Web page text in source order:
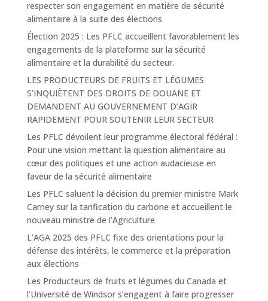
respecter son engagement en matière de sécurité
alimentaire à la suite des élections
Élection 2025 : Les PFLC accueillent favorablement les
engagements de la plateforme sur la sécurité
alimentaire et la durabilité du secteur.
LES PRODUCTEURS DE FRUITS ET LÉGUMES
S’INQUIÈTENT DES DROITS DE DOUANE ET
DEMANDENT AU GOUVERNEMENT D’AGIR
RAPIDEMENT POUR SOUTENIR LEUR SECTEUR
Les PFLC dévoilent leur programme électoral fédéral :
Pour une vision mettant la question alimentaire au
cœur des politiques et une action audacieuse en
faveur de la sécurité alimentaire
Les PFLC saluent la décision du premier ministre Mark
Carney sur la tarification du carbone et accueillent le
nouveau ministre de l’Agriculture
L’AGA 2025 des PFLC fixe des orientations pour la
défense des intérêts, le commerce et la préparation
aux élections
Les Producteurs de fruits et légumes du Canada et
l’Université de Windsor s’engagent à faire progresser